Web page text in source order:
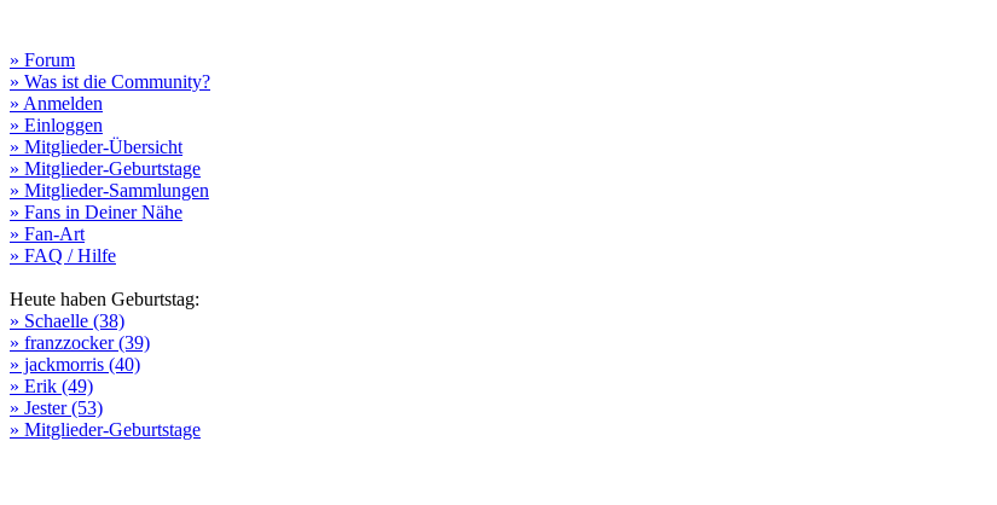
» Forum
» Was ist die Community?
» Anmelden
» Einloggen
» Mitglieder-Übersicht
» Mitglieder-Geburtstage
» Mitglieder-Sammlungen
» Fans in Deiner Nähe
» Fan-Art
» FAQ / Hilfe
Heute haben Geburtstag:
» Schaelle (38)
» franzzocker (39)
» jackmorris (40)
» Erik (49)
» Jester (53)
» Mitglieder-Geburtstage